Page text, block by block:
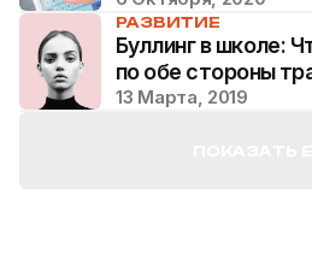
РАЗВИТИЕ
Буллинг в школе:
по обе стороны
13 Марта, 2019